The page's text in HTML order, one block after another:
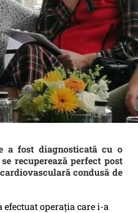
a fost diagnosticată cu o
recuperează perfect post
condusă de
operația care i-a